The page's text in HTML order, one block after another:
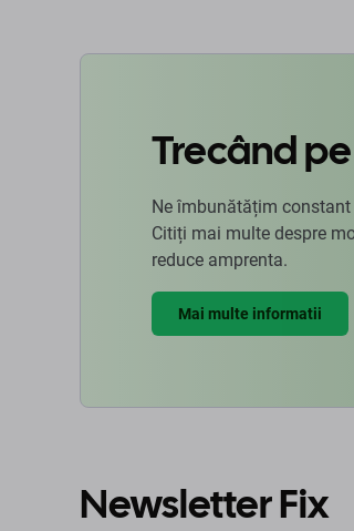
Trecând
Ne îmbunătățim constant
Citiți mai multe despre
reduce amprenta.
Mai multe informatii
Newsletter Fix